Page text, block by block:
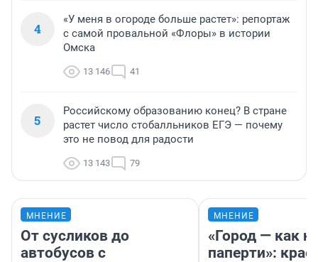
4
«У меня в огороде больше растет»: репортаж
с самой провальной «Флоры» в истории
Омска
13 146 41
5
Российскому образованию конец? В стране
растет число стобалльников ЕГЭ — почему
это не повод для радости
13 143 79
МНЕНИЕ
От сусликов до
автобусов с
МНЕНИЕ
«Город — как
паперти»: